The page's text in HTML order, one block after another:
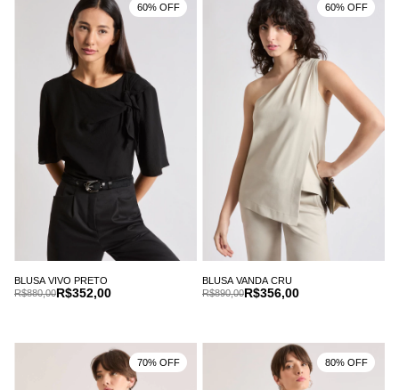
BLUSA VIVO PRETO
R$352,00
R$880,00
60% OFF
BLUSA VANDA CRU
R$356,00
R$890,00
60% OFF
70% OFF 80% OFF